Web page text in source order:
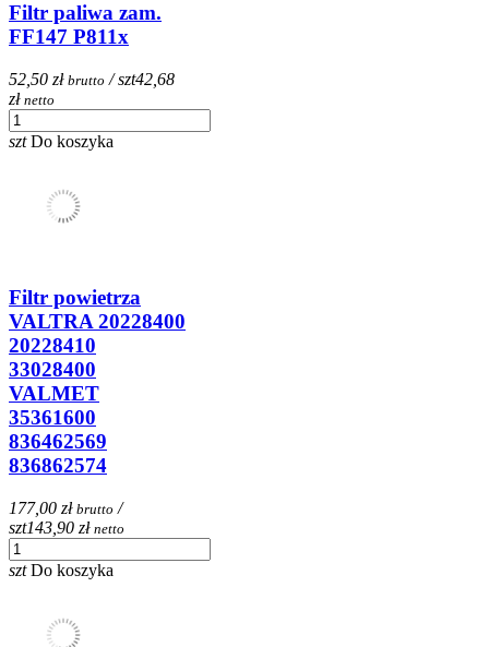
Filtr paliwa zam.
FF147 P811x
52,50 zł brutto / szt42,68
zł netto
szt Do koszyka
Filtr powietrza
VALTRA 20228400
20228410
33028400
VALMET
35361600
836462569
836862574
177,00 zł brutto /
szt143,90 zł netto
szt Do koszyka